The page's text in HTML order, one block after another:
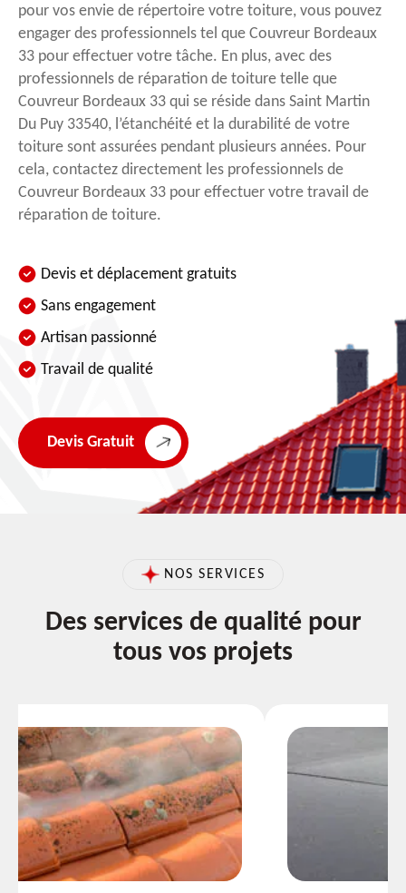
pour vos envie de répertoire votre toiture, vous pouvez
engager des professionnels tel que Couvreur Bordeaux
33 pour effectuer votre tâche. En plus, avec des
professionnels de réparation de toiture telle que
Couvreur Bordeaux 33 qui se réside dans Saint Martin
Du Puy 33540, l’étanchéité et la durabilité de votre
toiture sont assurées pendant plusieurs années. Pour
cela, contactez directement les professionnels de
Couvreur Bordeaux 33 pour effectuer votre travail de
réparation de toiture.
Devis et déplacement gratuits
Sans engagement
Artisan passionné
Travail de qualité
Devis Gratuit
NOS SERVICES
Des services de qualité pour
tous vos projets